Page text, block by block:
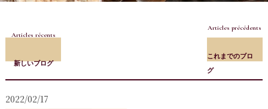
Articles récents
新しいブログ
Articles précédents
これまでのブロ
グ
2022/02/17